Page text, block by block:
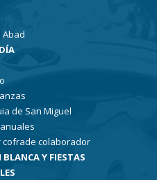
Abad
de San Miguel
cofrade colaborador
BLANCA Y FIESTAS